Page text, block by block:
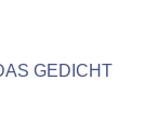
GEDICHT